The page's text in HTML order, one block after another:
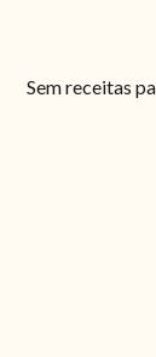
Sem receitas